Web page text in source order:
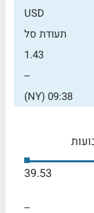
USD
תעודת סל
1.43
--
09:38 (NY)
39.53
--